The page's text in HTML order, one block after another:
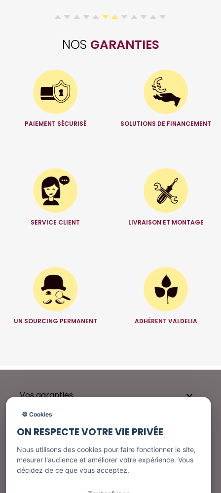
NOS GARANTIES
PAIEMENT SÉCURISÉ SOLUTIONS DE FINANCEMENT
SERVICE CLIENT LIVRAISON ET MONTAGE
UN SOURCING PERMANENT ADHÉRENT VALDELIA
Vos garanties 
Besoin d'aide ?
Nos services
🍪 Cookies
ON RESPECTE VOTRE VIE PRIVÉE
Nous utilisons des cookies pour faire fonctionner le site,
mesurer l'audience et améliorer votre expérience. Vous
décidez de ce que vous acceptez.